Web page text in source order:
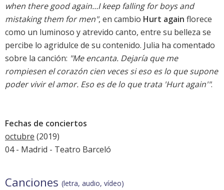
when there good again…I keep falling for boys and
mistaking them for men", en cambio Hurt again florece
como un luminoso y atrevido canto, entre su belleza se
percibe lo agridulce de su contenido. Julia ha comentado
sobre la canción: "Me encanta. Dejaría que me
rompiesen el corazón cien veces si eso es lo que supone
poder vivir el amor. Eso es de lo que trata 'Hurt again'".
Fechas de conciertos
octubre (2019)
04 - Madrid - Teatro Barceló
Canciones (letra, audio, vídeo)